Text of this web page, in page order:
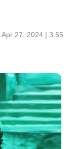
Apr 27, 2024 | 3:55